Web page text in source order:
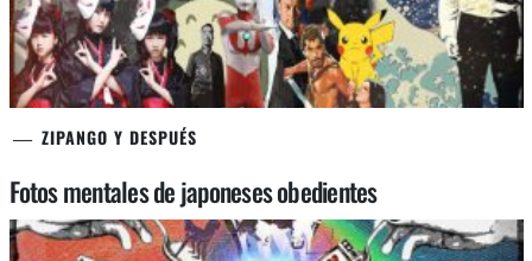
ZIPANGO Y DESPUÉS
Fotos mentales de japoneses obedientes